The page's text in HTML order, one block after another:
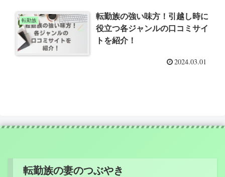
転勤族
転勤族の強い味方！引越し時に
役立つ各ジャンルの口コミサイ
トを紹介！
2024.03.01
転勤族の妻のつぶやき